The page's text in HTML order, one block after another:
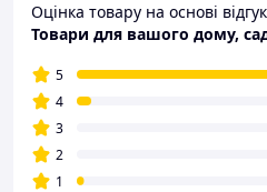
Оцінка товару на основі
Товари для вашого дому,
5
4
3
2
1